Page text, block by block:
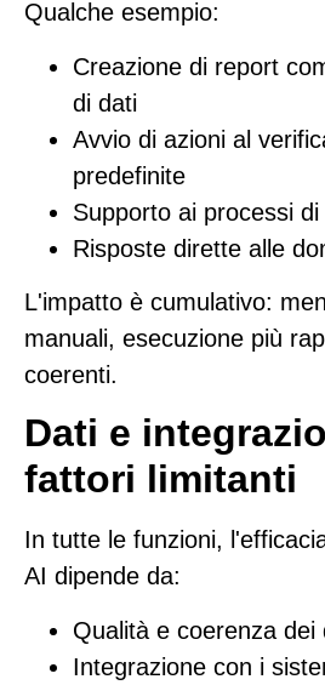
Qualche esempio:
Creazione di report
di dati
Avvio di azioni al
predefinite
Supporto ai processi
Risposte dirette alle
L'impatto è cumulativo:
manuali, esecuzione più
coerenti.
Dati e
fattori limitanti
In tutte le funzioni,
AI dipende da:
Qualità e coerenza dei
Integrazione con i